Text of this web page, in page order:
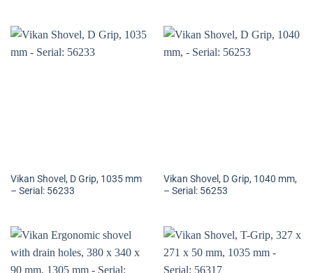
Vikan Shovel, D Grip, 1035 mm
– Serial: 56233
Vikan Shovel, D Grip, 1040 mm,
– Serial: 56253